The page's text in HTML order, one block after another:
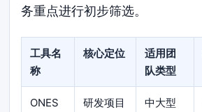
务重点进行初步筛选。
工具名
称
核心定位
适用团
队类型
ONES
研发项目
中大型